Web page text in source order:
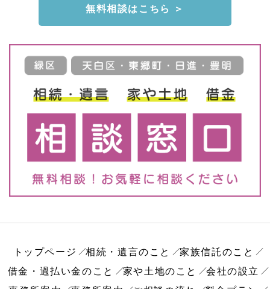
無料相談はこちら ＞
トップページ 相続・遺言のこと
家族信託のこと
借金・過払い金のこと
家や土地のこと
会社の設立